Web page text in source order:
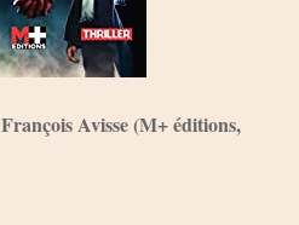
François Avisse (M+ éditions,